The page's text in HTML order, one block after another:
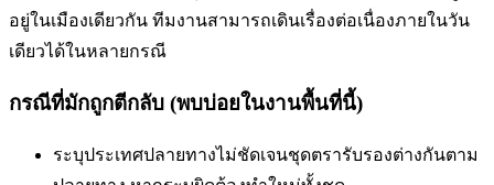
อยู่ในเมืองเดียวกัน ทีมงานสามารถเดินเรื่องต่อเนื่องภายในวัน
เดียวได้ในหลายกรณี
กรณีที่มักถูกตีกลับ (พบบ่อยในงานพื้นที่นี้)
ระบุประเทศปลายทางไม่ชัดเจนชุดตรารับรองต่างกันตาม